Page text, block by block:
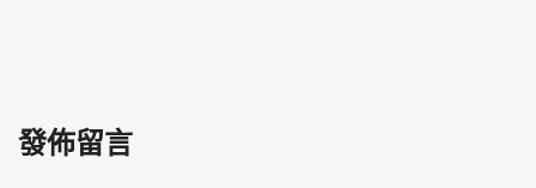
發佈留言